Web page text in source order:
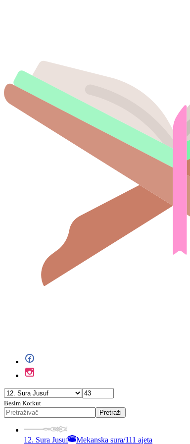
Besim Korkut
Pretraži
12. Sura Jusuf Mekanska sura/111 ajeta